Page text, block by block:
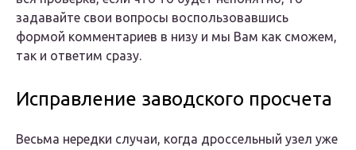
задавайте свои вопросы воспользовавшись
формой комментариев в низу и мы Вам как сможем,
так и ответим сразу.
Исправление заводского просчета
Весьма нередки случаи, когда дроссельный узел уже